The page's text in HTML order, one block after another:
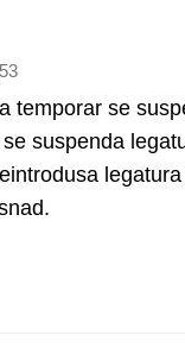
temporar se
suspenda